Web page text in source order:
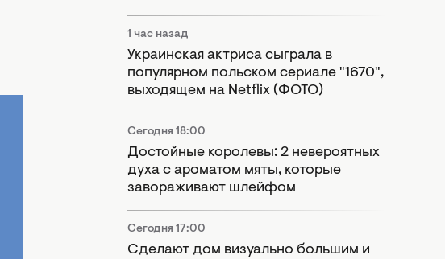
1 час назад
Украинская актриса сыграла в
популярном польском сериале "1670",
выходящем на Netflix (ФОТО)
Сегодня 18:00
Достойные королевы: 2 невероятных
духа с ароматом мяты, которые
завораживают шлейфом
Сегодня 17:00
Сделают дом визуально большим и